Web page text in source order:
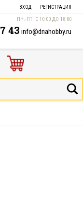
ВХОД РЕГИСТРАЦИЯ
ПН.-ПТ. С 10:00 ДО 18:00
43 info@dnahobby.ru